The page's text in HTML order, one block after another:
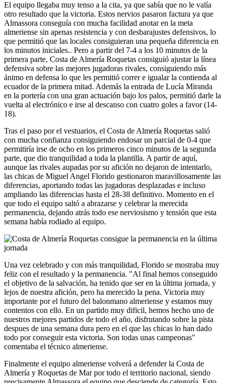
El equipo llegaba muy tenso a la cita, ya que sabía que no le valía
otro resultado que la victoria. Estos nervios pasaron factura ya que
Almassora conseguía con mucha facilidad anotar en la meta
almeriense sin apenas resistencia y con desbarajustes defensivos, lo
que permitió que las locales consiguieran una pequeña diferencia en
los minutos iniciales.. Pero a partir del 7-4 a los 10 minutos de la
primera parte, Costa de Almería Roquetas consiguió ajustar la línea
defensiva sobre las mejores jugadoras rivales, consiguiendo más
ánimo en defensa lo que les permitió correr e igualar la contienda al
ecuador de la primera mitad. Además la entrada de Lucía Miranda
en la portería con una gran actuación bajo los palos, permitió darle la
vuelta al electrónico e irse al descanso con cuatro goles a favor (14-
18).
Tras el paso por el vestuarios, el Costa de Almería Roquetas salió
con mucha confianza consiguiendo endosar un parcial de 0-4 que
permitiría irse de ocho en los primeros cinco minutos de la segunda
parte, que dio tranquilidad a toda la plantilla. A partir de aquí,
aunque las rivales aupadas por su afición no dejaron de intentarlo,
las chicas de Miguel Angel Florido gestionaron maravillosamente las
diferencias, aportando todas las jugadoras desplazadas e incluso
ampliando las diferencias hasta el 28-38 definitivo. Momento en el
que todo el equipo saltó a abrazarse y celebrar la merecida
permanencia, dejando atrás todo ese nerviosismo y tensión que esta
semana había rodiado al equipo.
Una vez celebrado y con más tranquilidad, Florido se mostraba muy
feliz con el resultado y la permanencia. "Al final hemos conseguido
el objetivo de la salvación, ha tenido que ser en la última jornada, y
lejos de nuestra afición, pero ha merecido la pena. Victoria muy
importante por el futuro del balonmano almeriense y estamos muy
contentos con ello. En un partido muy dificil, hemos hecho uno de
nuestros mejores partidos de todo el año, disfrutando sobre la pista
despues de una semana dura pero en el que las chicas lo han dado
todo por conseguir esta victoria. Son todas unas campeonas"
comentaba el técnico almeriense.
Finalmente el equipo almeriense volverá a defender la Costa de
Almería y Roquetas de Mar por todo el territorio nacional, siendo